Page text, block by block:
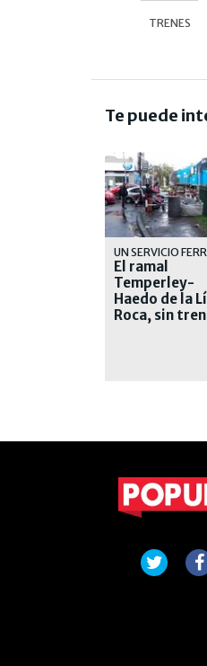
TRENES
Te puede
El ramal
Temperley-
Haedo de la
Roca, sin